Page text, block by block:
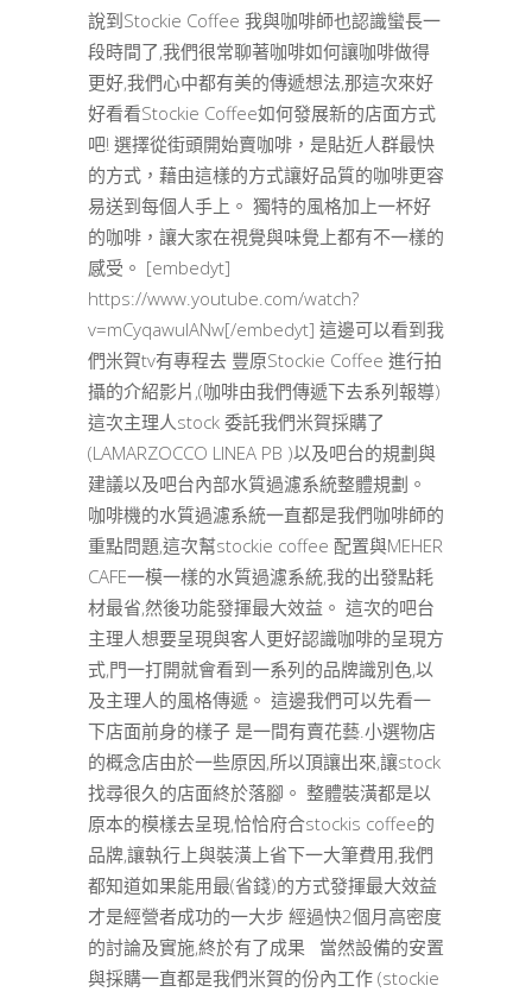
說到Stockie Coffee 我與咖啡師也認識蠻長一
段時間了,我們很常聊著咖啡如何讓咖啡做得
更好,我們心中都有美的傳遞想法,那這次來好
好看看Stockie Coffee如何發展新的店面方式
吧! 選擇從街頭開始賣咖啡，是貼近人群最快
的方式，藉由這樣的方式讓好品質的咖啡更容
易送到每個人手上。 獨特的風格加上一杯好
的咖啡，讓大家在視覺與味覺上都有不一樣的
感受。 [embedyt]
https://www.youtube.com/watch?
v=mCyqawulANw[/embedyt] 這邊可以看到我
們米賀tv有專程去 豐原Stockie Coffee 進行拍
攝的介紹影片,(咖啡由我們傳遞下去系列報導)
這次主理人stock 委託我們米賀採購了
(LAMARZOCCO LINEA PB )以及吧台的規劃與
建議以及吧台內部水質過濾系統整體規劃。
咖啡機的水質過濾系統一直都是我們咖啡師的
重點問題,這次幫stockie coffee 配置與MEHER
CAFE一模一樣的水質過濾系統,我的出發點耗
材最省,然後功能發揮最大效益。 這次的吧台
主理人想要呈現與客人更好認識咖啡的呈現方
式,門一打開就會看到一系列的品牌識別色,以
及主理人的風格傳遞。 這邊我們可以先看一
下店面前身的樣子 是一間有賣花藝.小選物店
的概念店由於一些原因,所以頂讓出來,讓stock
找尋很久的店面終於落腳。 整體裝潢都是以
原本的模樣去呈現,恰恰府合stockis coffee的
品牌,讓執行上與裝潢上省下一大筆費用,我們
都知道如果能用最(省錢)的方式發揮最大效益
才是經營者成功的一大步 經過快2個月高密度
的討論及實施,終於有了成果 當然設備的安置
與採購一直都是我們米賀的份內工作 (stockie